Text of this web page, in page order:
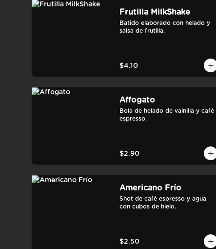
Frutilla MilkShake
Batido elaborado con helado y
salsa de frutilla.
$4.10
Affogato
Bola de helado de vainilla y café
espresso.
$2.90
Americano Frío
Shot de café espresso y agua
con cubos de hielo.
$2.50